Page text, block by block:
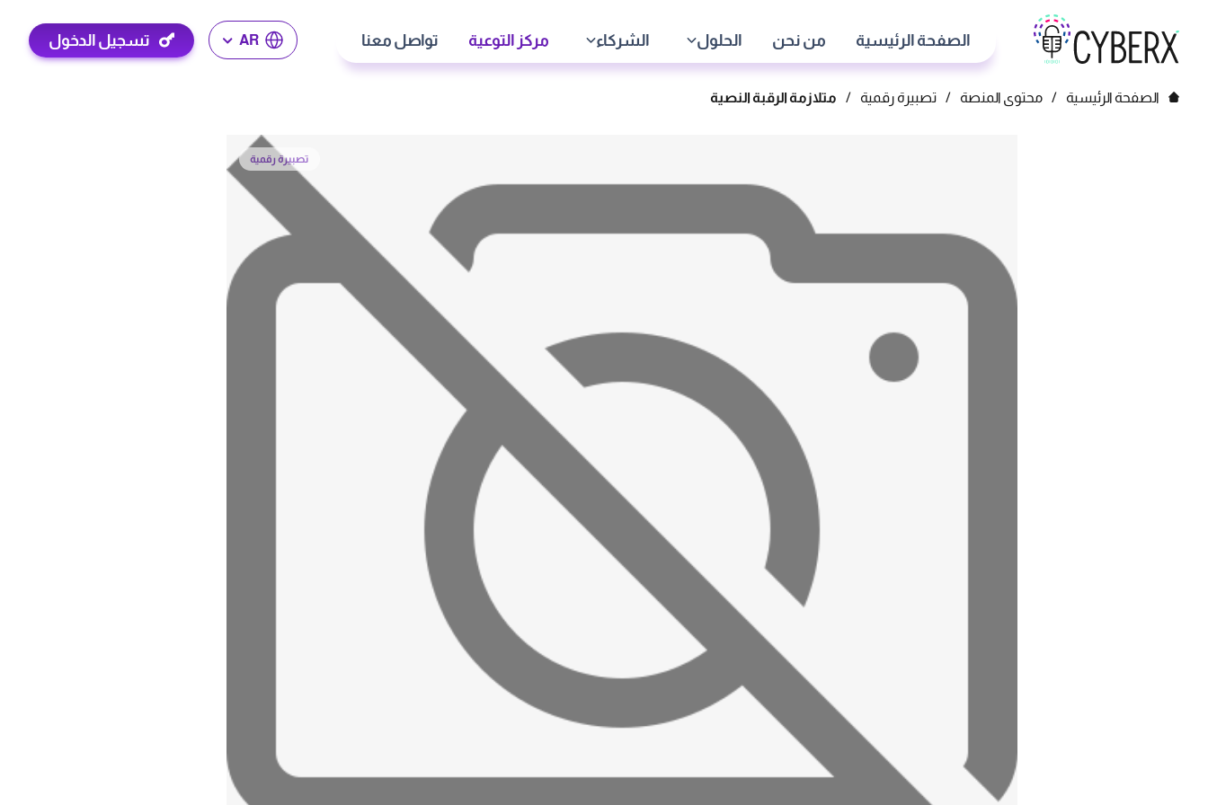
الصفحة الرئيسية من نحن الحلول الشركاء مركز التوعية تواصل معنا AR تسجيل الدخول
الصفحة الرئيسية / محتوى المنصة / تصبيرة رقمية / متلازمة الرقبة النصية
تصبيرة رقمية